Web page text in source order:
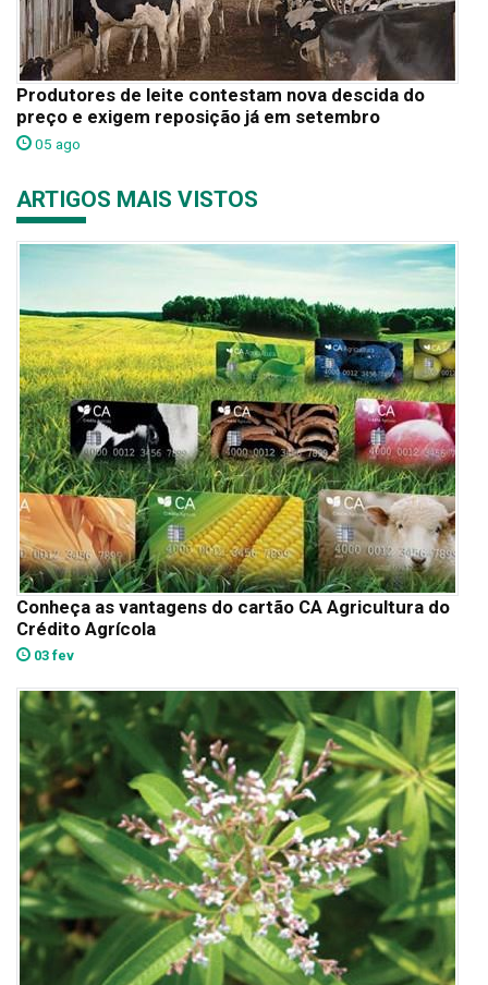
Produtores de leite contestam nova descida do
preço e exigem reposição já em setembro
05 ago
ARTIGOS MAIS VISTOS
Conheça as vantagens do cartão CA Agricultura do
Crédito Agrícola
03 fev